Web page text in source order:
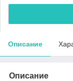
Описание
Описание